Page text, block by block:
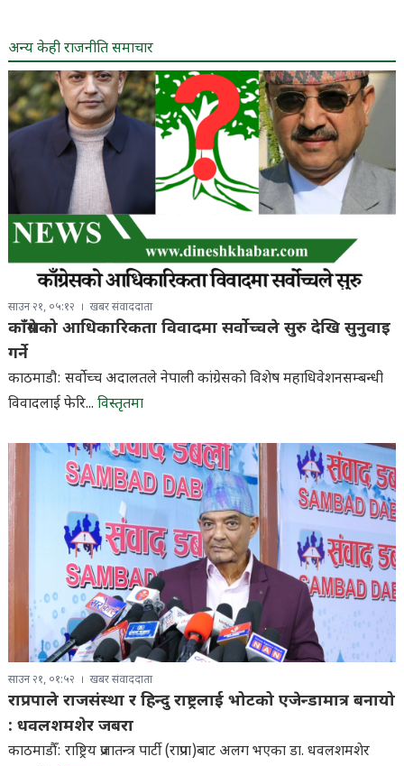
अन्य केही राजनीति समाचार
साउन २१, ०५:१२ खबर संवाददाता
काँग्रेसको आधिकारिकता विवादमा सर्वोच्चले सुरु देखि सुनुवाइ
गर्ने
काठमाडौ: सर्वोच्च अदालतले नेपाली कांग्रेसको विशेष महाधिवेशनसम्बन्धी
विवादलाई फेरि... विस्तृतमा
साउन २१, ०१:५२ खबर संवाददाता
राप्रपाले राजसंस्था र हिन्दु राष्ट्रलाई भोटको एजेन्डामात्र बनायो
: धवलशमशेर जबरा
काठमाडौँ: राष्ट्रिय प्रजातन्त्र पार्टी (राप्रपा)बाट अलग भएका डा. धवलशमशेर